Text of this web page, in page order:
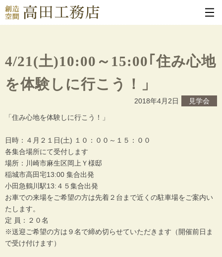
4/21(土)10:00～15:00｢住み心地
を体験しに行こう！」
2018年4月2日 見学会
「住み心地を体験しに行こう！」
日時：４月２１日(土) １０：００～１５：００
各集合場所にて受付します
場所：川崎市麻生区岡上Ｙ様邸
稲城市高田宅13:00 集合出発
小田急鶴川駅13:４５集合出発
お車での来場をご希望の方は先着２台まで近くの駐車場をご案内い
たします。
定 員：２０名
※送迎ご希望の方は９名で締め切らせていただきます（開催前日ま
で受け付けます）